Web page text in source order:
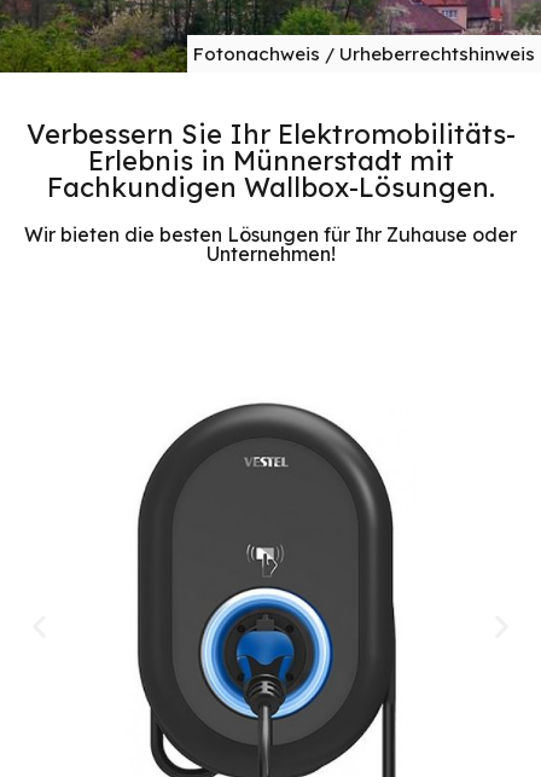
Fotonachweis / Urheberrechtshinweis
Verbessern Sie Ihr Elektromobilitäts-
Erlebnis in Münnerstadt mit
Fachkundigen Wallbox-Lösungen.
Wir bieten die besten Lösungen für Ihr Zuhause oder
Unternehmen!